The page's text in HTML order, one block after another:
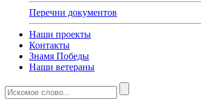
Перечни документов
Наши проекты
Контакты
Знамя Победы
Наши ветераны